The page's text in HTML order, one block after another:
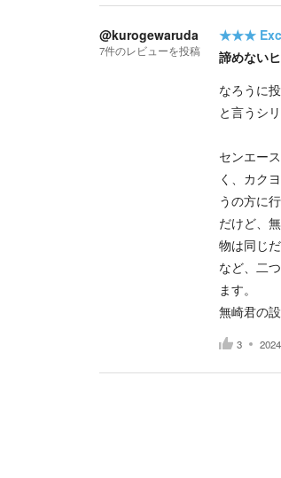
@kurogewaruda
7件のレビューを投稿
★★★
諦めない
なろうに
と言うシ
センエー
く、カク
うの方に
だけど、
物は同じ
など、二
ます。
無崎君の
3